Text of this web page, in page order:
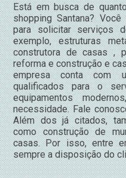
Está em busca de
shopping Santana?
para solicitar serviços
exemplo, estruturas
construtora de casas ,
reforma e construção e
empresa conta com
qualificados para o
equipamentos
necessidade. Fale
Além dos já citados,
como construção de
casas. Por isso, entre
sempre a disposição do